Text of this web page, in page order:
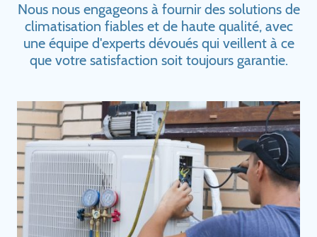
Nous nous engageons à fournir des solutions de
climatisation fiables et de haute qualité, avec
une équipe d'experts dévoués qui veillent à ce
que votre satisfaction soit toujours garantie.